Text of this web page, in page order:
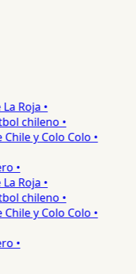
Roja •
chileno •
y Colo Colo •
•
Roja •
chileno •
y Colo Colo •
•